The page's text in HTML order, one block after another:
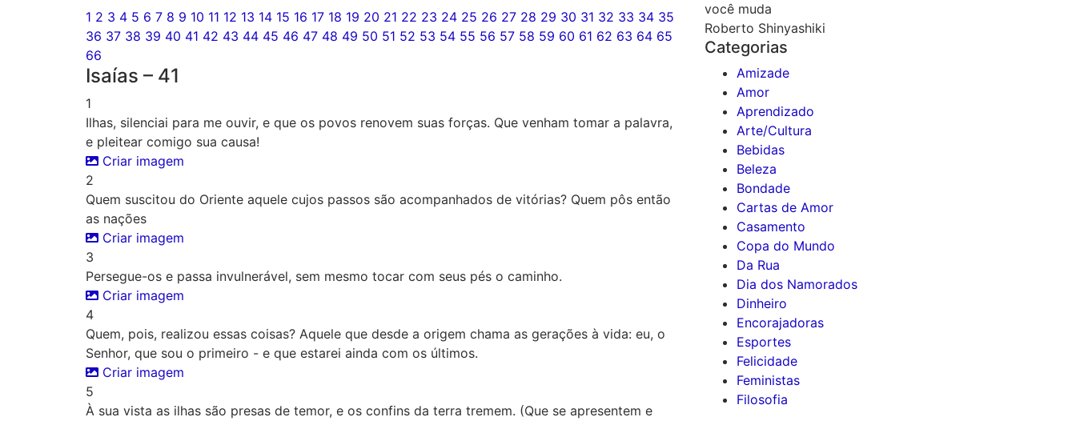
1 2 3 4 5 6 7 8 9 10 11 12 13 14 15 16 17 18 19 20 21 22 23 24 25 26 27 28 29 30 31 32 33 34 35
36 37 38 39 40 41 42 43 44 45 46 47 48 49 50 51 52 53 54 55 56 57 58 59 60 61 62 63 64 65
66
Isaías – 41
1
Ilhas, silenciai para me ouvir, e que os povos renovem suas forças. Que venham tomar a palavra,
e pleitear comigo sua causa!
Criar imagem
2
Quem suscitou do Oriente aquele cujos passos são acompanhados de vitórias? Quem pôs então
as nações
Criar imagem
3
Persegue-os e passa invulnerável, sem mesmo tocar com seus pés o caminho.
Criar imagem
4
Quem, pois, realizou essas coisas? Aquele que desde a origem chama as gerações à vida: eu, o
Senhor, que sou o primeiro - e que estarei ainda com os últimos.
Criar imagem
5
À sua vista as ilhas são presas de temor, e os confins da terra tremem. (Que se apresentem e
você muda
Roberto Shinyashiki
Categorias
Amizade
Amor
Aprendizado
Arte/Cultura
Bebidas
Beleza
Bondade
Cartas de Amor
Casamento
Copa do Mundo
Da Rua
Dia dos Namorados
Dinheiro
Encorajadoras
Esportes
Felicidade
Feministas
Filosofia